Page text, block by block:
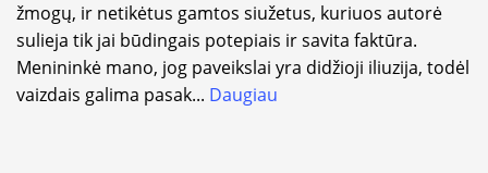
žmogų, ir netikėtus gamtos siužetus, kuriuos autorė
sulieja tik jai būdingais potepiais ir savita faktūra.
Menininkė mano, jog paveikslai yra didžioji iliuzija, todėl
vaizdais galima pasak... Daugiau